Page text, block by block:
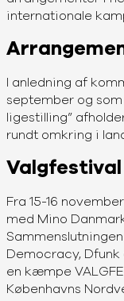
internationale
I anledning af
september og som
ligestilling”
rundt omkring i
Valgfestival
Fra 15-16
med Mino
Democracy,
en kæmpe
Københavns